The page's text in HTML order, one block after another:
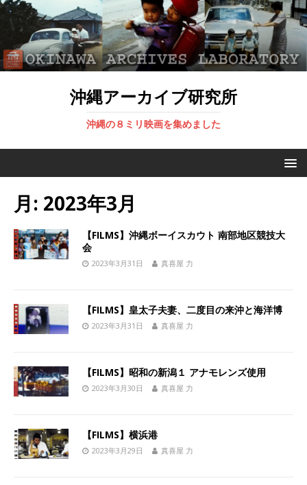
沖縄アーカイブ研究所
沖縄の８ミリ映画を集めました
月: 2023年3月
【FILMS】沖縄ボーイスカウト 南部地区競技大
会
2023年3月31日 真喜屋 力
【FILMS】皇太子夫妻、二度目の来沖と海洋博
2023年3月31日 真喜屋 力
【FILMS】昭和の新潟１ アナモレンズ使用
2023年3月30日 真喜屋 力
【FILMS】横浜港
2023年3月29日 真喜屋 力